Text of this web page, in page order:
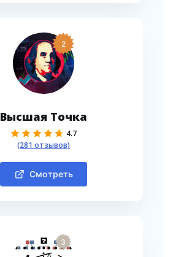
2
Высшая Точка
4.7
(281 отзывов)
Смотреть
3